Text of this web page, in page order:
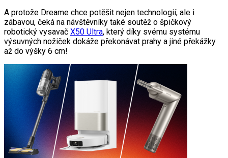
A protože Dreame chce potěšit nejen technologií, ale i
zábavou, čeká na návštěvníky také soutěž o špičkový
robotický vysavač X50 Ultra, který díky svému systému
výsuvných nožiček dokáže překonávat prahy a jiné překážky
až do výšky 6 cm!